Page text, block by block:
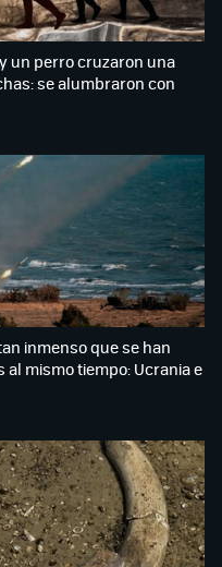
un perro cruzaron una
se alumbraron con
inmenso que se han
mismo tiempo: Ucrania e